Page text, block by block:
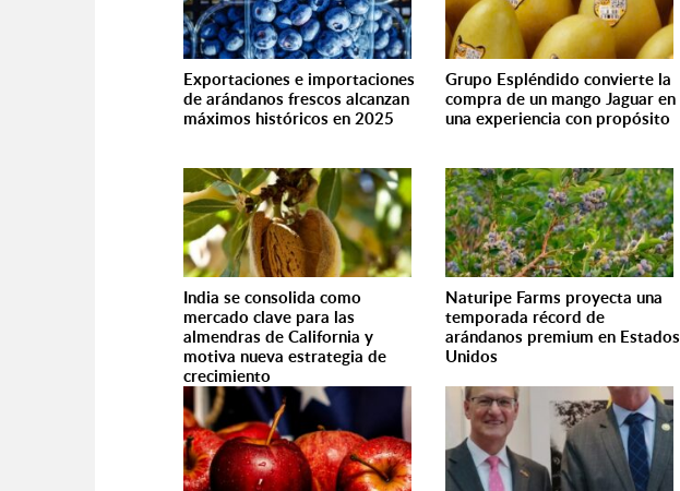
Exportaciones e importaciones
de arándanos frescos alcanzan
máximos históricos en 2025
Grupo Espléndido convierte la
compra de un mango Jaguar en
una experiencia con propósito
India se consolida como
mercado clave para las
almendras de California y
motiva nueva estrategia de
crecimiento
Naturipe Farms proyecta una
temporada récord de
arándanos premium en Estados
Unidos